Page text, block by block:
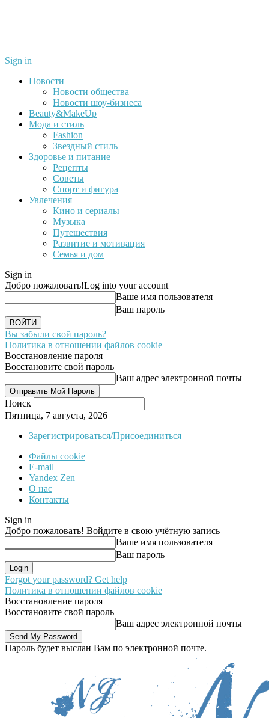
Sign in
Новости
Новости общества
Новости шоу-бизнеса
Beauty&MakeUp
Мода и стиль
Fashion
Звездный стиль
Здоровье и питание
Рецепты
Советы
Спорт и фигура
Увлечения
Кино и сериалы
Музыка
Путешествия
Развитие и мотивация
Семья и дом
Sign in
Добро пожаловать!Log into your account
Ваше имя пользователя
Ваш пароль
Вы забыли свой пароль?
Политика в отношении файлов cookie
Восстановление пароля
Восстановите свой пароль
Ваш адрес электронной почты
Поиск
Пятница, 7 августа, 2026
Зарегистрироваться/Присоединиться
Файлы cookie
E-mail
Yandex Zen
О нас
Контакты
Sign in
Добро пожаловать! Войдите в свою учётную запись
Ваше имя пользователя
Ваш пароль
Forgot your password? Get help
Политика в отношении файлов cookie
Восстановление пароля
Восстановите свой пароль
Ваш адрес электронной почты
Пароль будет выслан Вам по электронной почте.